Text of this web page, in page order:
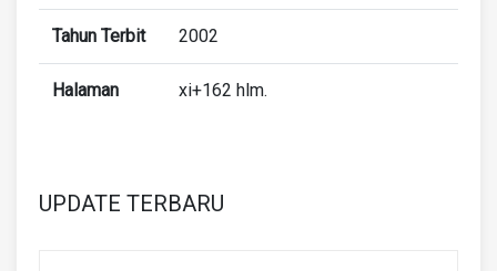
Tahun Terbit 2002
Halaman xi+162 hlm.
UPDATE TERBARU